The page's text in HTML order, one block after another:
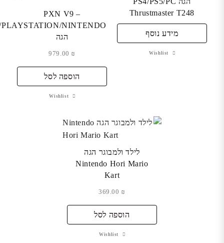
Thrustmaster T248
מידע נוסף
Wishlist
PXN V9 –
NINTENDO
הגה
₪
הוספה לסל
Wishlist
לילד ולמבוגר הגה
Nintendo Hori Mario
Kart
₪
הוספה לסל
Wishlist